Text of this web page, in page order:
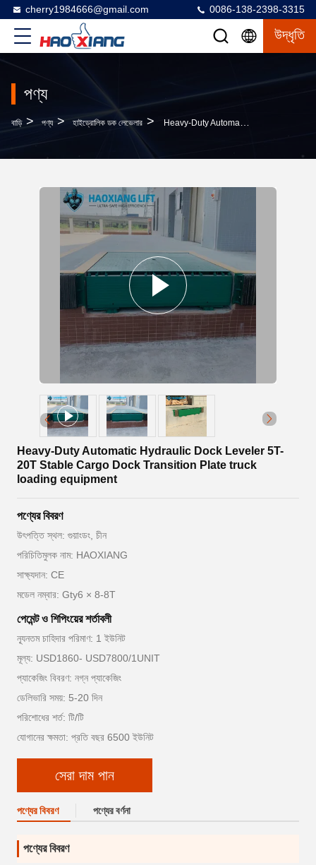
cherry1984666@gmail.com 0086-138-2398-3315
উদ্ধৃতি
পণ্য
বাড়ি > পণ্য > হাইড্রোলিক ডক লেভেলার > Heavy-Duty Automatic Hydraulic Dock Leveler 5T-20T Stable Cargo Dock Transition Plate Truck Loading Equipment
Heavy-Duty Automatic Hydraulic Dock Leveler 5T-
20T Stable Cargo Dock Transition Plate truck
loading equipment
পণ্যের বিবরণ
উৎপত্তি স্থল: গুয়াংডং, চীন
পরিচিতিমুলক নাম: HAOXIANG
সাক্ষ্যদান: CE
মডেল নম্বার: Gty6 × 8-8T
পেমেন্ট ও শিপিংয়ের শর্তাবলী
ন্যূনতম চাহিদার পরিমাণ: 1 ইউনিট
মূল্য: USD1860- USD7800/1UNIT
প্যাকেজিং বিবরণ: নগ্ন প্যাকেজিং
ডেলিভারি সময়: 5-20 দিন
পরিশোধের শর্ত: টি/টি
যোগানের ক্ষমতা: প্রতি বছর 6500 ইউনিট
সেরা দাম পান
পণ্যের বিবরণ পণ্যের বর্ণনা
পণ্যের বিবরণ